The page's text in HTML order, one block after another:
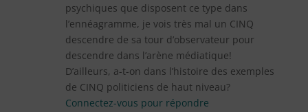
psychiques que disposent ce type dans
l’ennéagramme, je vois très mal un CINQ
descendre de sa tour d’observateur pour
descendre dans l’arène médiatique!
D’ailleurs, a-t-on dans l’histoire des exemples
de CINQ politiciens de haut niveau?
Connectez-vous pour répondre